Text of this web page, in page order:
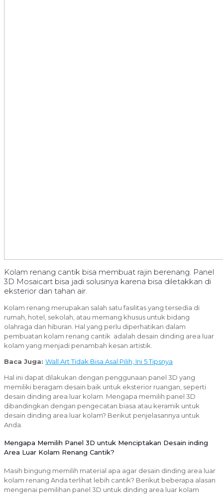
Kolam renang cantik bisa membuat rajin berenang. Panel
3D Mosaicart bisa jadi solusinya karena bisa diletakkan di
eksterior dan tahan air.
Kolam renang merupakan salah satu fasilitas yang tersedia di
rumah, hotel, sekolah, atau memang khusus untuk bidang
olahraga dan hiburan. Hal yang perlu diperhatikan dalam
pembuatan kolam renang cantik adalah desain dinding area luar
kolam yang menjadi penambah kesan artistik.
Baca Juga: Wall Art Tidak Bisa Asal Pilih, Ini 5 Tipsnya
Hal ini dapat dilakukan dengan penggunaan panel 3D yang
memiliki beragam desain baik untuk eksterior ruangan, seperti
desain dinding area luar kolam. Mengapa memilih panel 3D
dibandingkan dengan pengecatan biasa atau keramik untuk
desain dinding area luar kolam? Berikut penjelasannya untuk
Anda.
Mengapa Memilih Panel 3D untuk Menciptakan Desain inding
Area Luar Kolam Renang Cantik?
Masih bingung memilih material apa agar desain dinding area luar
kolam renang Anda terlihat lebih cantik? Berikut beberapa alasan
mengenai pemilihan panel 3D untuk dinding area luar kolam